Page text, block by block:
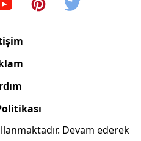
Devam ederek